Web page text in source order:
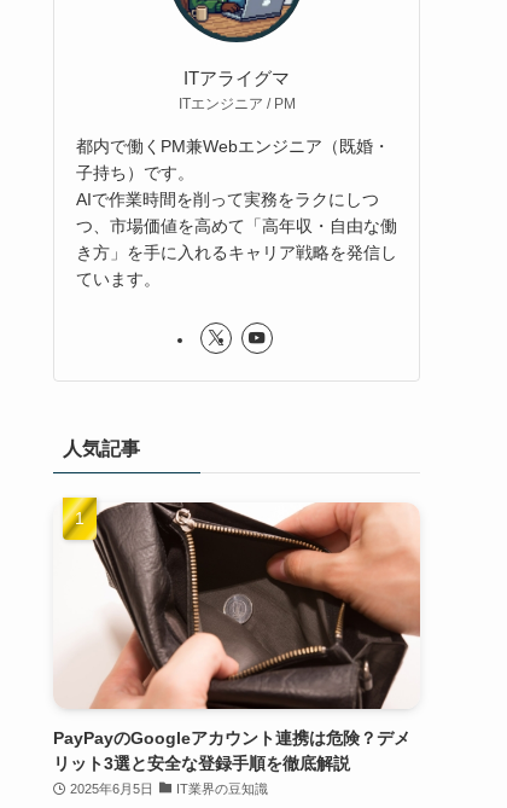
ITアライグマ
ITエンジニア / PM
都内で働くPM兼Webエンジニア（既婚・
子持ち）です。
AIで作業時間を削って実務をラクにしつ
つ、市場価値を高めて「高年収・自由な働
き方」を手に入れるキャリア戦略を発信し
ています。
人気記事
PayPayのGoogleアカウント連携は危険？デメ
リット3選と安全な登録手順を徹底解説
2025年6月5日 IT業界の豆知識